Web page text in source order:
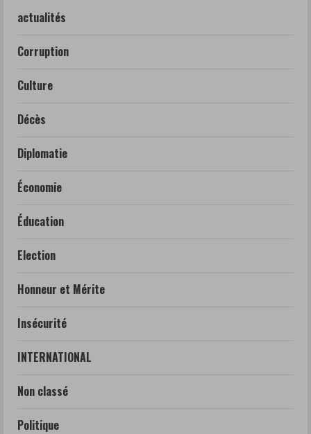
actualités
Corruption
Culture
Décès
Diplomatie
Économie
Éducation
Election
Honneur et Mérite
Insécurité
INTERNATIONAL
Non classé
Politique